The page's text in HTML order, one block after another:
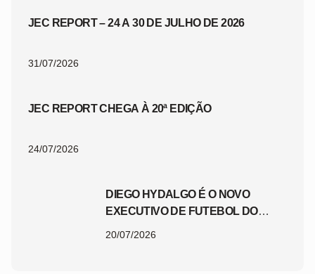
JEC REPORT – 24 A 30 DE JULHO DE 2026
31/07/2026
JEC REPORT CHEGA À 20ª EDIÇÃO
24/07/2026
DIEGO HYDALGO É O NOVO
EXECUTIVO DE FUTEBOL DO
20/07/2026